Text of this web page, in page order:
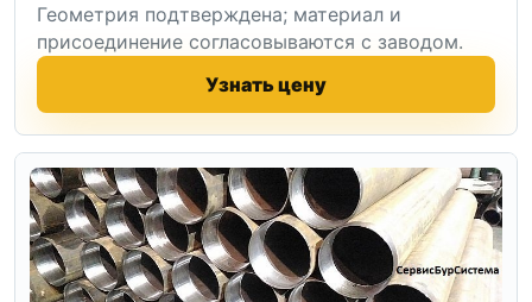
Геометрия подтверждена; материал и
присоединение согласовываются с заводом.
Узнать цену